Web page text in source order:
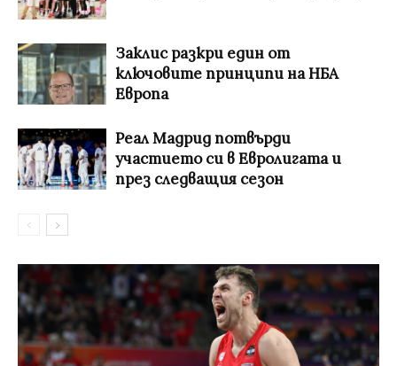
Заклис разкри един от
ключовите принципи на НБА
Европа
Реал Мадрид потвърди
участието си в Евролигата и
през следващия сезон